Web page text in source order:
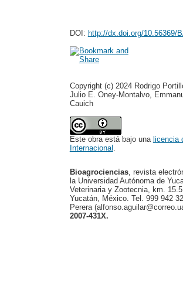
DOI: http://dx.doi.org/10.56369/
Copyright (c) 2024 Rodrigo
Julio E. Oney-Montalvo,
Cauich
Este obra está bajo una licencia
Internacional
Bioagrociencias, revista
la Universidad Autónoma de
Veterinaria y Zootecnia, km.
Yucatán, México. Tel. 999 942
Perera
2007-431X.